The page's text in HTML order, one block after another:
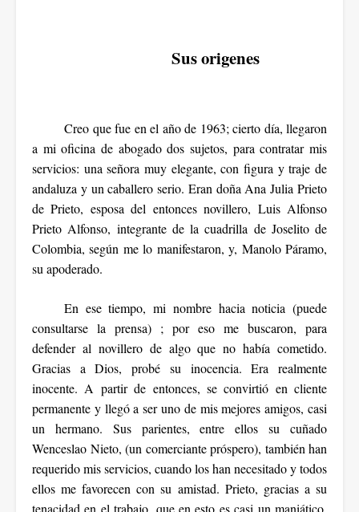
Sus origenes
Creo que fue en el año de 1963; cierto día, llegaron
a mi oficina de abogado dos sujetos, para contratar mis
servicios: una señora muy elegante, con figura y traje de
andaluza y un caballero serio. Eran doña Ana Julia Prieto
de Prieto, esposa del entonces novillero, Luis Alfonso
Prieto Alfonso, integrante de la cuadrilla de Joselito de
Colombia, según me lo manifestaron, y, Manolo Páramo,
su apoderado.
En ese tiempo, mi nombre hacia noticia (puede
consultarse la prensa) ; por eso me buscaron, para
defender al novillero de algo que no había cometido.
Gracias a Dios, probé su inocencia. Era realmente
inocente. A partir de entonces, se convirtió en cliente
permanente y llegó a ser uno de mis mejores amigos, casi
un hermano. Sus parientes, entre ellos su cuñado
Wenceslao Nieto, (un comerciante próspero), también han
requerido mis servicios, cuando los han necesitado y todos
ellos me favorecen con su amistad. Prieto, gracias a su
tenacidad en el trabajo, que en esto es casi un maniático,